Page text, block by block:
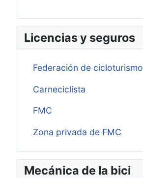
Licencias y seguros
Federación de cicloturismo
Carneciclista
FMC
Zona privada de FMC
Mecánica de la bici